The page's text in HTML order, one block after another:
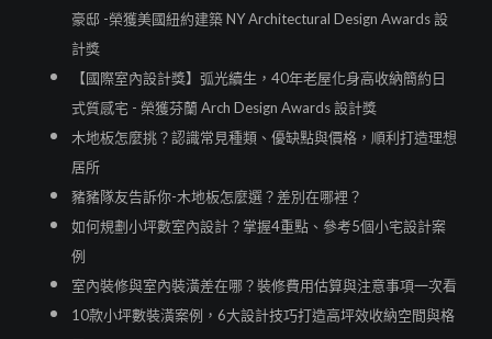
豪邸 -榮獲美國紐約建築 NY Architectural Design Awards 設
計獎
【國際室內設計獎】弧光續生，40年老屋化身高收納簡約日
式質感宅 - 榮獲芬蘭 Arch Design Awards 設計獎
木地板怎麼挑？認識常見種類、優缺點與價格，順利打造理想
居所
豬豬隊友告訴你-木地板怎麼選？差別在哪裡？
如何規劃小坪數室內設計？掌握4重點、參考5個小宅設計案
例
室內裝修與室內裝潢差在哪？裝修費用估算與注意事項一次看
10款小坪數裝潢案例，6大設計技巧打造高坪效收納空間與格